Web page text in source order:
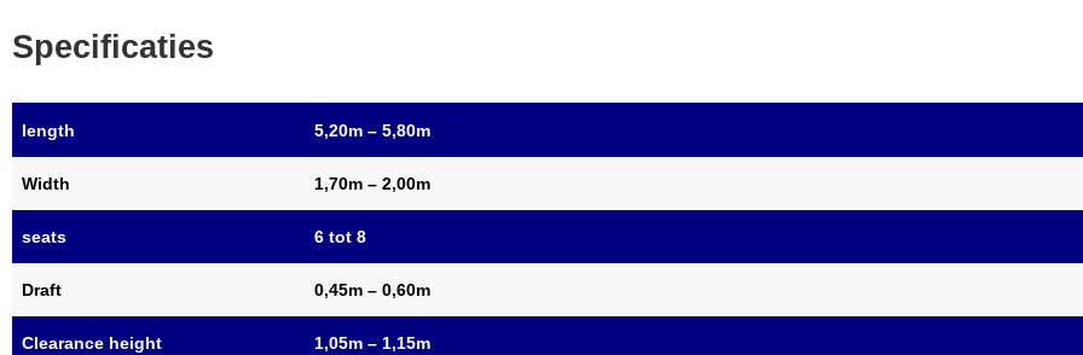
Specificaties
length 5,20m – 5,80m
Width 1,70m – 2,00m
seats 6 tot 8
Draft 0,45m – 0,60m
Clearance height 1,05m – 1,15m